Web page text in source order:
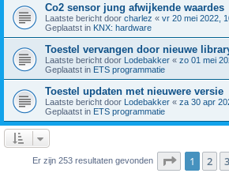
Co2 sensor jung afwijkende waardes
Laatste bericht door charlez « vr 20 mei 2022,
Geplaatst in KNX: hardware
Toestel vervangen door nieuwe
Laatste bericht door Lodebakker « zo 01 mei
Geplaatst in ETS programmatie
Toestel updaten met nieuwere versie
Laatste bericht door Lodebakker « za 30 apr
Geplaatst in ETS programmatie
Er zijn 253 resultaten gevonden Pagina
1 2 3